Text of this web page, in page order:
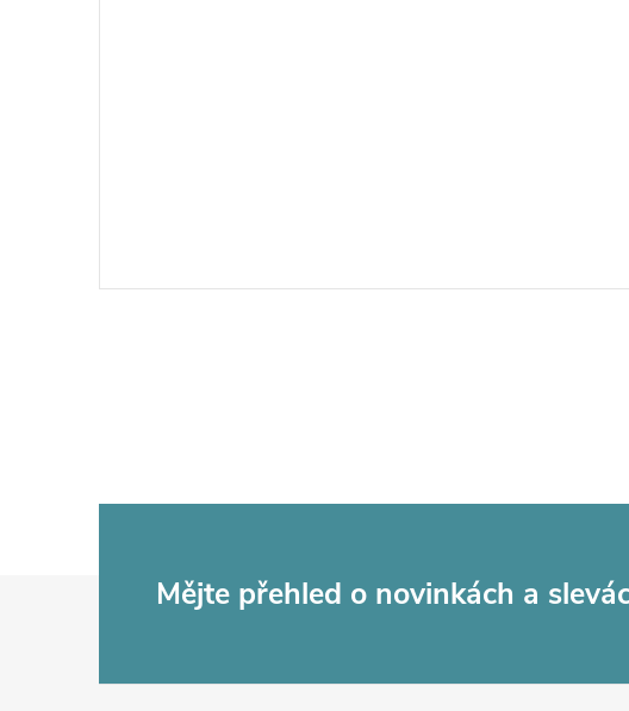
Mějte přehled o novinkách a